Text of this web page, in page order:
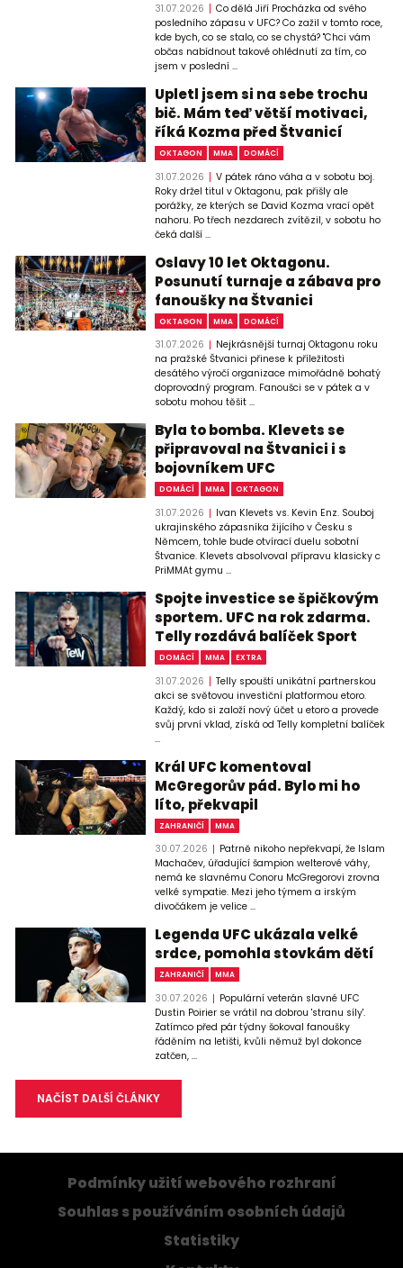
31.07.2026
Co dělá Jiří Procházka od svého
posledního zápasu v UFC? Co zažil v tomto roce,
kde bych, co se stalo, co se chystá? "Chci vám
občas nabídnout takové ohlédnutí za tím, co
jsem v poslední ...
Upletl jsem si na sebe trochu
bič. Mám teď větší motivaci,
říká Kozma před Štvanicí
OKTAGON MMA DOMÁCÍ
31.07.2026
V pátek ráno váha a v sobotu boj.
Roky držel titul v Oktagonu, pak přišly ale
porážky, ze kterých se David Kozma vrací opět
nahoru. Po třech nezdarech zvítězil, v sobotu ho
čeká další ...
Oslavy 10 let Oktagonu.
Posunutí turnaje a zábava pro
fanoušky na Štvanici
OKTAGON MMA DOMÁCÍ
31.07.2026
Nejkrásnější turnaj Oktagonu roku
na pražské Štvanici přinese k příležitosti
desátého výročí organizace mimořádně bohatý
doprovodný program. Fanoušci se v pátek a v
sobotu mohou těšit ...
Byla to bomba. Klevets se
připravoval na Štvanici i s
bojovníkem UFC
DOMÁCÍ MMA OKTAGON
31.07.2026
Ivan Klevets vs. Kevin Enz. Souboj
ukrajinského zápasníka žijícího v Česku s
Němcem, tohle bude otvírací duelu sobotní
Štvanice. Klevets absolvoval přípravu klasicky c
PriMMAt gymu ...
Spojte investice se špičkovým
sportem. UFC na rok zdarma.
Telly rozdává balíček Sport
DOMÁCÍ MMA EXTRA
31.07.2026
Telly spouští unikátní partnerskou
akci se světovou investiční platformou etoro.
Každý, kdo si založí nový účet u etoro a provede
svůj první vklad, získá od Telly kompletní balíček
...
Král UFC komentoval
McGregorův pád. Bylo mi ho
líto, překvapil
ZAHRANIČÍ MMA
30.07.2026
Patrně nikoho nepřekvapí, že Islam
Machačev, úřadující šampion welterové váhy,
nemá ke slavnému Conoru McGregorovi zrovna
velké sympatie. Mezi jeho týmem a irským
divočákem je velice ...
Legenda UFC ukázala velké
srdce, pomohla stovkám dětí
ZAHRANIČÍ MMA
30.07.2026
Populární veterán slavné UFC
Dustin Poirier se vrátil na dobrou 'stranu síly'.
Zatímco před pár týdny šokoval fanoušky
řáděním na letišti, kvůli němuž byl dokonce
zatčen, ...
NAČÍST DALŠÍ ČLÁNKY
Podmínky užití webového rozhraní
Souhlas s používáním osobních údajů
Statistiky